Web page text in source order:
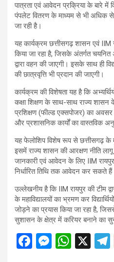
पात्रता एवं आवेदन प्रक्रिया के बारे में
पंपलेट वितरण के माध्यम से भी अधिक
जा रही है।
यह कार्यक्रम छत्तीसगढ़ शासन एवं
किया जा रहा है, जिसके अंतर्गत चयनित
द्वारा वहन की जाएगी। इसके साथ ही
की छात्रवृत्ति भी प्रदान की जाएगी।
कार्यक्रम की विशेषता यह है कि
कक्षा शिक्षण के साथ-साथ राज्य शासन के
प्रशिक्षण (फील्ड एक्सपोजर) का अवसर
और प्रशासनिक कार्यों का वास्तविक
यह फेलोशिप विशेष रूप से छत्तीसगढ़ के
इसमें राज्य शासन की आरक्षण नीति
जानकारी एवं आवेदन के लिए IIM
निर्धारित तिथि तक आवेदन कर सकते
उल्लेखनीय है कि IIM रायपुर की टीम
के महाविद्यालयों का भ्रमण कर
जोड़ने का प्रयास किया जा रहा है,
सुशासन के क्षेत्र में करियर बनाने का
F
M W X